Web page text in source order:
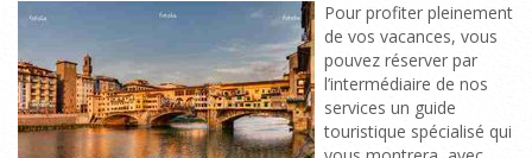
Pour profiter pleinement
de vos vacances, vous
pouvez réserver par
l’intermédiaire de nos
services un guide
touristique spécialisé qui